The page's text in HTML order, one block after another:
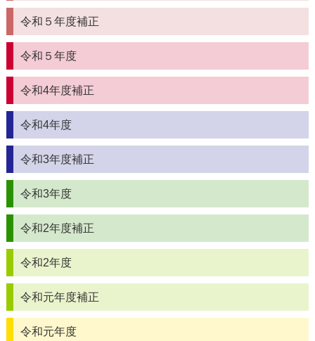
令和５年度補正
令和５年度
令和4年度補正
令和4年度
令和3年度補正
令和3年度
令和2年度補正
令和2年度
令和元年度補正
令和元年度